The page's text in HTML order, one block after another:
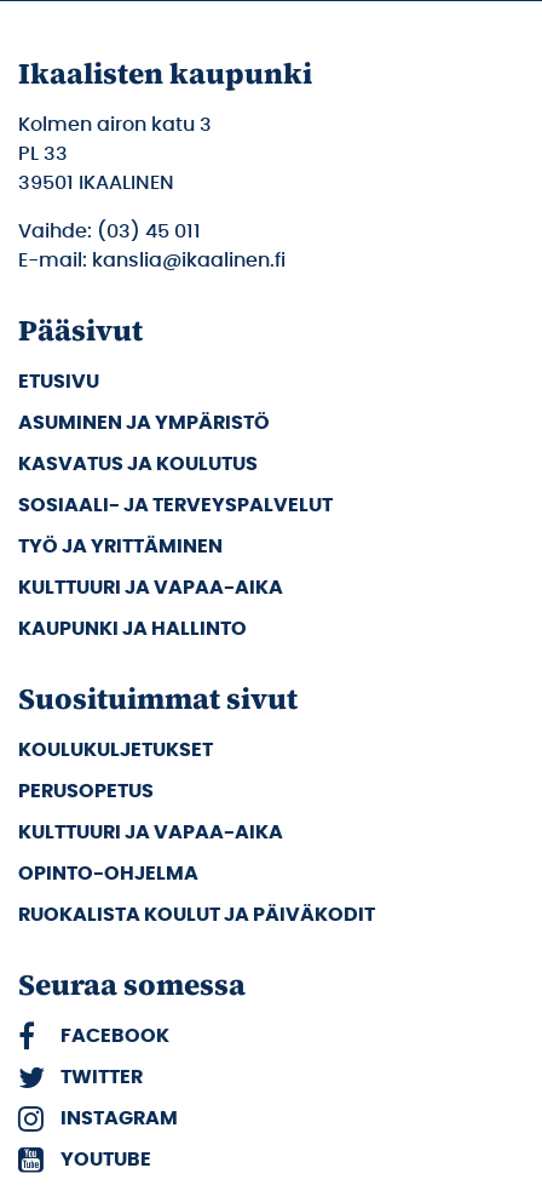
Ikaalisten kaupunki
Kolmen airon katu 3
PL 33
39501 IKAALINEN
Vaihde: (03) 45 011
E-mail: kanslia@ikaalinen.fi
Pääsivut
ETUSIVU
ASUMINEN JA YMPÄRISTÖ
KASVATUS JA KOULUTUS
SOSIAALI- JA TERVEYSPALVELUT
TYÖ JA YRITTÄMINEN
KULTTUURI JA VAPAA-AIKA
KAUPUNKI JA HALLINTO
Suosituimmat sivut
KOULUKULJETUKSET
PERUSOPETUS
KULTTUURI JA VAPAA-AIKA
OPINTO-OHJELMA
RUOKALISTA KOULUT JA PÄIVÄKODIT
Seuraa somessa
FACEBOOK
TWITTER
INSTAGRAM
YOUTUBE